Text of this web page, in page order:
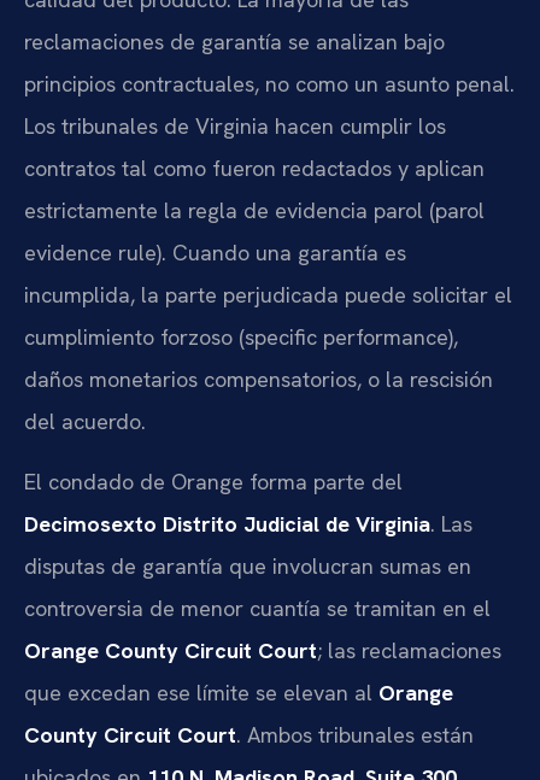
reclamaciones de garantía se analizan bajo
principios contractuales, no como un asunto penal.
Los tribunales de Virginia hacen cumplir los
contratos tal como fueron redactados y aplican
estrictamente la regla de evidencia parol (parol
evidence rule). Cuando una garantía es
incumplida, la parte perjudicada puede solicitar el
cumplimiento forzoso (specific performance),
daños monetarios compensatorios, o la rescisión
del acuerdo.
El condado de Orange forma parte del
Decimosexto Distrito Judicial de Virginia. Las
disputas de garantía que involucran sumas en
controversia de menor cuantía se tramitan en el
Orange County Circuit Court; las reclamaciones
que excedan ese límite se elevan al Orange
County Circuit Court. Ambos tribunales están